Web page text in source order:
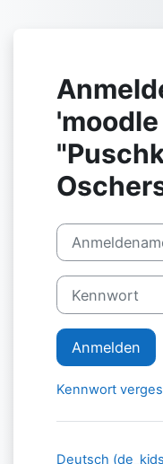
Anmeldename
Kennwort
Anmelden
Kennwort
Deutsch